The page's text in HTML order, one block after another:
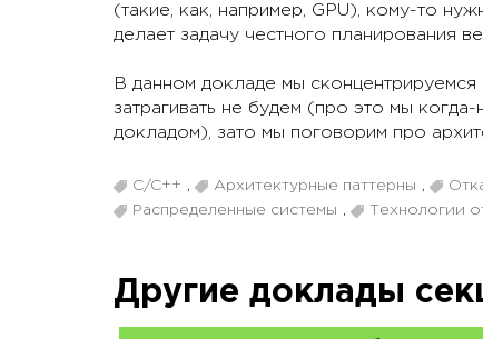
(такие, как, например, GPU), кому-то
делает задачу честного планирования
В данном докладе мы сконцентрируемся
затрагивать не будем (про это мы
докладом), зато мы поговорим про
C/C++ , Архитектурные паттерны ,
Распределенные системы , Технологии
Другие доклады